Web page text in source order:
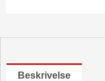
Beskrivelse